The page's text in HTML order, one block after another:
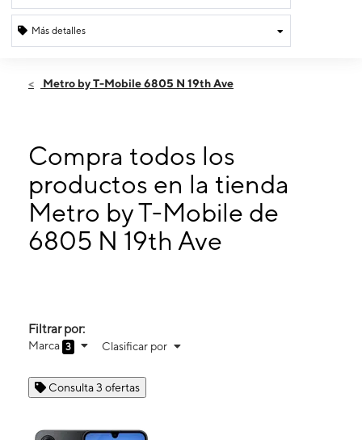
Más detalles
Lunes:10:00 a. m. a 8:00 p. m.
Viernes:
10:00 a. m. a 8:00 p. m.
Sábado: 10:00 a. m. a 7:00 p. m.
Domingo:11:00 a. m. a 5:00 p. m.
6805 N 19th Ave Ste 100 Phoenix, AZ 85015
Metro by T-Mobile 6805 N 19th Ave
Compra todos los
productos en la tienda
Metro by T-Mobile de
6805 N 19th Ave
Filtrar por:
Marca 3 Clasificar por
Consulta 3 ofertas